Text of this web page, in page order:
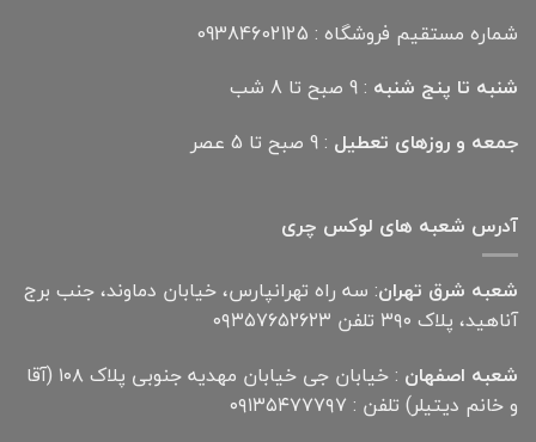
شماره مستقیم فروشگاه : 09384602125
شنبه تا پنج شنبه : 9 صبح تا 8 شب
جمعه و روزهای تعطیل : 9 صبح تا 5 عصر
آدرس شعبه های لوکس چری
شعبه شرق تهران: سه راه تهرانپارس، خیابان دماوند، جنب برج
آناهید، پلاک ۳۹۰ تلفن ۰۹۳۵۷۶۵۲۶۲۳
شعبه اصفهان
: خیابان جی خیابان مهدیه جنوبی پلاک ۱۰۸ (آقا
و خانم دیتیلر) تلفن : ۰۹۱۳۵۴۷۷۷۹۷